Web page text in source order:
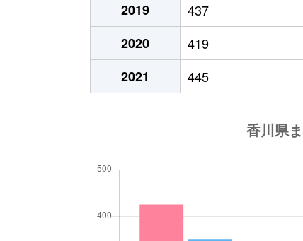
2019
437
2020
419
2021
445